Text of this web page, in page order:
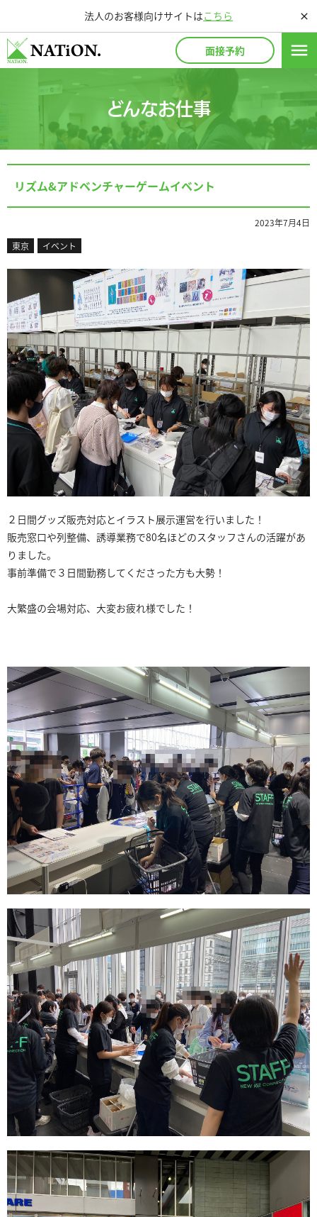
法人のお客様向けサイトはこちら close
面接予約 menu
どんなお仕事
リズム&アドベンチャーゲームイベント
2023年7月4日
東京
イベント
２日間グッズ販売対応とイラスト展示運営を行いました！
販売窓口や列整備、誘導業務で80名ほどのスタッフさんの活躍があ
りました。
事前準備で３日間勤務してくださった方も大勢！
大繁盛の会場対応、大変お疲れ様でした！